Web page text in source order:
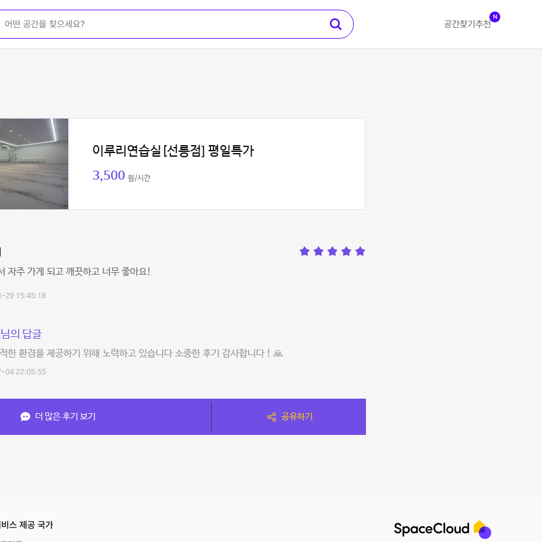
공간찾기 추천
N
이루리연습실[선릉점] 평일특가
3,500 원/시간
자주 가게 되고 깨끗하고 너무 좋아요!
29 15:45:18
의 답글
한 환경을 제공하기 위해 노력하고 있습니다 소중한 후기 감사합니다 ! 🙏
04 22:05:55
더 많은 후기 보기 공유하기
스 제공 국가